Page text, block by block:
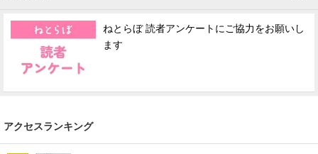
ねとらぼ 読者アンケートにご協力をお願いし
ます
アクセスランキング